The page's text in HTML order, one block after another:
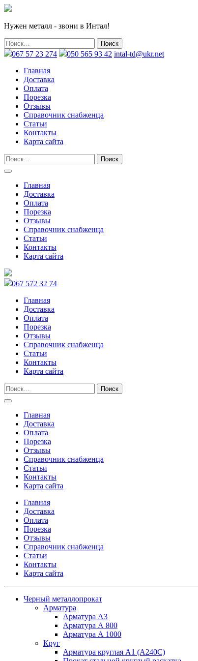
Нужен металл - звони в Интал!
067 57 23 274 050 565 93 42 intal-td@ukr.net
Главная
Доставка
Оплата
Порезка
Отзывы
Справочник снабженца
Статьи
Контакты
Карта сайта
Главная
Доставка
Оплата
Порезка
Отзывы
Справочник снабженца
Статьи
Контакты
Карта сайта
067 572 32 74
Главная
Доставка
Оплата
Порезка
Отзывы
Справочник снабженца
Статьи
Контакты
Карта сайта
Главная
Доставка
Оплата
Порезка
Отзывы
Справочник снабженца
Статьи
Контакты
Карта сайта
Главная
Доставка
Оплата
Порезка
Отзывы
Справочник снабженца
Статьи
Контакты
Карта сайта
Черный металлопрокат
Арматура
Арматура А3
Арматура А 800
Арматура А 1000
Круг
Арматура круглая А1 (А240C)